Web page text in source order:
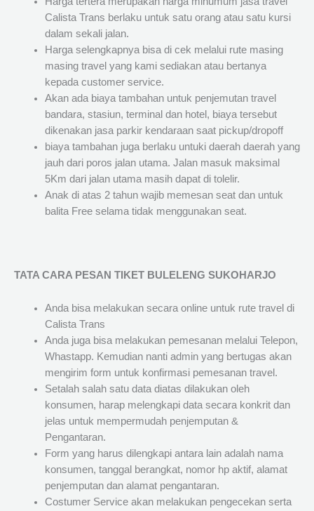
Calista Trans berlaku untuk satu orang atau satu kursi
dalam sekali jalan.
Harga selengkapnya bisa di cek melalui rute masing
masing travel yang kami sediakan atau bertanya
kepada customer service.
Akan ada biaya tambahan untuk penjemutan travel
bandara, stasiun, terminal dan hotel, biaya tersebut
dikenakan jasa parkir kendaraan saat pickup/dropoff
biaya tambahan juga berlaku untuki daerah daerah yang
jauh dari poros jalan utama. Jalan masuk maksimal
5Km dari jalan utama masih dapat di tolelir.
Anak di atas 2 tahun wajib memesan seat dan untuk
balita Free selama tidak menggunakan seat.
TATA CARA PESAN TIKET BULELENG SUKOHARJO
Anda bisa melakukan secara online untuk rute travel di
Calista Trans
Anda juga bisa melakukan pemesanan melalui Telepon,
Whastapp. Kemudian nanti admin yang bertugas akan
mengirim form untuk konfirmasi pemesanan travel.
Setalah salah satu data diatas dilakukan oleh
konsumen, harap melengkapi data secara konkrit dan
jelas untuk mempermudah penjemputan &
Pengantaran.
Form yang harus dilengkapi antara lain adalah nama
konsumen, tanggal berangkat, nomor hp aktif, alamat
penjemputan dan alamat pengantaran.
Costumer Service akan melakukan pengecekan serta